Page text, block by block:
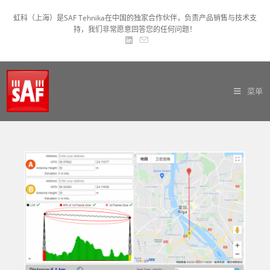
虹科（上海）是SAF Tehnika在中国的独家合作伙伴，负责产品销售与技术支
持，我们非常愿意回答您的任何问题！
菜单